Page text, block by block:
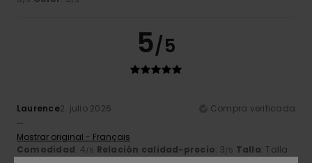
5/5
Laurence2. julio 2026
Compra verificada
...
Mostrar original - Français
Comodidad: 4/5 Relación calidad-precio: 3/5 Talla: Talla